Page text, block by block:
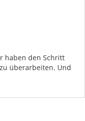
haben den Schritt
überarbeiten. Und